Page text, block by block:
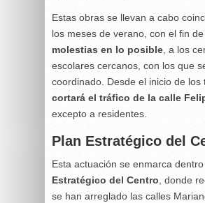
Estas obras se llevan a cabo
los meses de verano, con el fin de
molestias en lo posible , a los
escolares cercanos, con los que
coordinado. Desde el inicio de los
cortará el tráfico de la calle
excepto a residentes.
Plan Estratégico del
Esta actuación se enmarca
Estratégico del Centro , donde
se han arreglado las calles